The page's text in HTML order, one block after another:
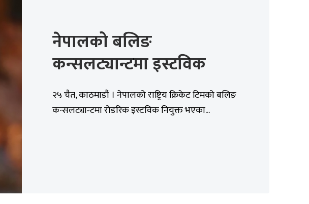
नेपालको बलिङ
कन्सलट्यान्टमा इस्टविक
२५ चैत, काठमाडौं । नेपालको राष्ट्रिय क्रिकेट टिमको बलिङ
कन्सलट्यान्टमा रोडरिक इस्टविक नियुक्त भएका...